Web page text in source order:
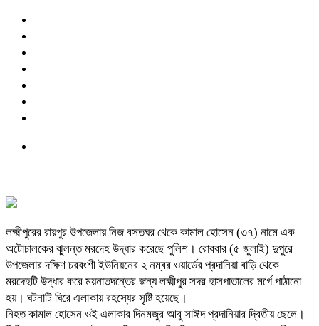
লক্ষ্মীপুরের রায়পুর উপজেলায় নিজ বসতঘর থেকে কামাল হোসেন (৩৭) নামে এক
অটোচালকের ঝুলন্ত মরদেহ উদ্ধার করেছে পুলিশ। রোববার (৫ জুলাই) দুপুরে
উপজেলার দক্ষিণ চরবংশী ইউনিয়নের ২ নম্বর ওয়ার্ডের প্রদানিয়া বাড়ি থেকে
মরদেহটি উদ্ধার করে ময়নাতদন্তের জন্য লক্ষ্মীপুর সদর হাসপাতালের মর্গে পাঠানো
হয়। ঘটনাটি ঘিরে এলাকায় রহস্যের সৃষ্টি হয়েছে।
নিহত কামাল হোসেন ওই এলাকার দিনমজুর আবু সাঈদ প্রদানিয়ার দ্বিতীয় ছেলে।